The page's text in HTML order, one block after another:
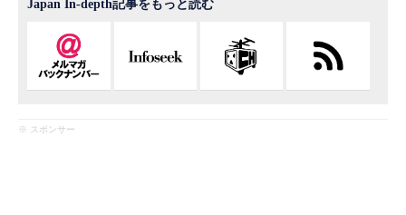
Japan In-depth記事をもっと読む
※ スポンサー